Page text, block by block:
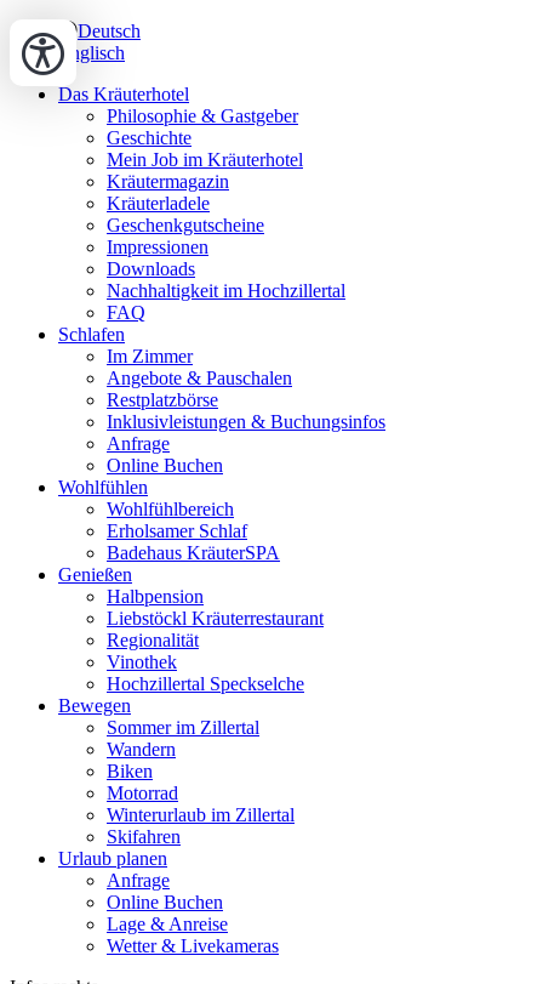
Deutsch
Englisch
Das Kräuterhotel
Philosophie & Gastgeber
Geschichte
Mein Job im Kräuterhotel
Kräutermagazin
Kräuterladele
Geschenkgutscheine
Impressionen
Downloads
Nachhaltigkeit im Hochzillertal
FAQ
Schlafen
Im Zimmer
Angebote & Pauschalen
Restplatzbörse
Inklusivleistungen & Buchungsinfos
Anfrage
Online Buchen
Wohlfühlen
Wohlfühlbereich
Erholsamer Schlaf
Badehaus KräuterSPA
Genießen
Halbpension
Liebstöckl Kräuterrestaurant
Regionalität
Vinothek
Hochzillertal Speckselche
Bewegen
Sommer im Zillertal
Wandern
Biken
Motorrad
Winterurlaub im Zillertal
Skifahren
Urlaub planen
Anfrage
Online Buchen
Lage & Anreise
Wetter & Livekameras